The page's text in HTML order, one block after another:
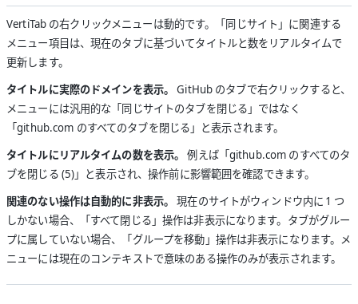
VertiTab の右クリックメニューは動的です。「同じサイト」に関連する
メニュー項目は、現在のタブに基づいてタイトルと数をリアルタイムで
更新します。
タイトルに実際のドメインを表示。
GitHub のタブで右クリックすると、
メニューには汎用的な「同じサイトのタブを閉じる」ではなく
「github.com のすべてのタブを閉じる」と表示されます。
タイトルにリアルタイムの数を表示。
例えば「github.com のすべてのタ
ブを閉じる (5)」と表示され、操作前に影響範囲を確認できます。
関連のない操作は自動的に非表示。
現在のサイトがウィンドウ内に 1 つ
しかない場合、「すべて閉じる」操作は非表示になります。タブがグルー
プに属していない場合、「グループを移動」操作は非表示になります。メ
ニューには現在のコンテキストで意味のある操作のみが表示されます。